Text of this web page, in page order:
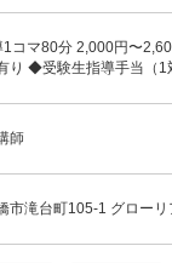
1コマ80分 2,000円〜
り ◆受験生指導手当（1
師
市滝台町105-1 グロー